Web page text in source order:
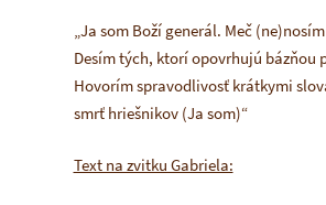
„Ja som Boží generál. Meč
Desím tých, ktorí opovrhujú bázňou
Hovorím spravodlivosť krátkymi
smrť hriešnikov (Ja som)“
Text na zvitku Gabriela: